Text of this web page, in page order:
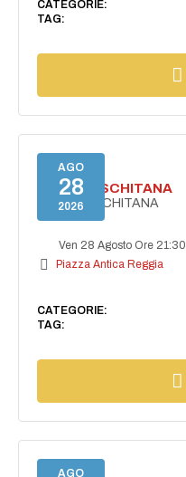
CATEGORIE:
TAG:
AGO
28
2026
ESTATE ISCHITANA
ESTATE ISCHITANA
Ven 28 Agosto Ore 21:30
Piazza Antica Reggia
CATEGORIE:
TAG:
AGO